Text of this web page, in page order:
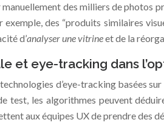
des milliers de photos
des “produits similaires
d’analyser une vitrineet de la
et eye-tracking dans
d’eye-tracking basées
test, les algorithmes peuvent
aux équipes UX de prendre des